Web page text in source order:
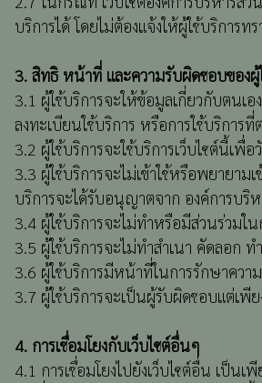
บริการได้ โดยไม่ต้องแจ้งให้ผู้ใช้บริการท
3. สิทธิ หน้าที่ และความรับผิดชอบของผู้
3.1 ผู้ใช้บริการจะให้ข้อมูลเกี่ยวกับตน
ลงทะเบียนใช้บริการ หรือการใช้บริการที่
3.2 ผู้ใช้บริการจะใช้บริการเว็บไซต์นี้
3.3 ผู้ใช้บริการจะไม่เข้าใช้หรือพยายาม
บริการจะได้รับอนุญาตจาก องค์การบริ
3.4 ผู้ใช้บริการจะไม่ทำหรือมีส่วนร่วมใ
3.5 ผู้ใช้บริการจะไม่ทำสำเนา คัดลอก
3.6 ผู้ใช้บริการมีหน้าที่ในการรักษาควา
3.7 ผู้ใช้บริการจะเป็นผู้รับผิดชอบแต่เพี
4. การเชื่อมโยงกับเว็บไซต์อื่นๆ
4.1 การเชื่อมโยงไปยังเว็บไซต์อื่น เป็